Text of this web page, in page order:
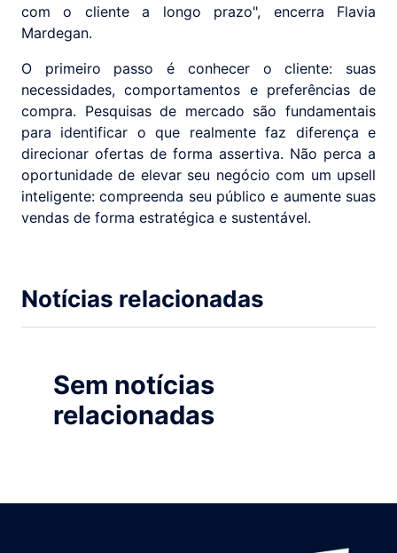
com o cliente a longo prazo", encerra Flavia
Mardegan.
O primeiro passo é conhecer o cliente: suas
necessidades, comportamentos e preferências de
compra. Pesquisas de mercado são fundamentais
para identificar o que realmente faz diferença e
direcionar ofertas de forma assertiva. Não perca a
oportunidade de elevar seu negócio com um upsell
inteligente: compreenda seu público e aumente suas
vendas de forma estratégica e sustentável.
Notícias relacionadas
Sem notícias
relacionadas